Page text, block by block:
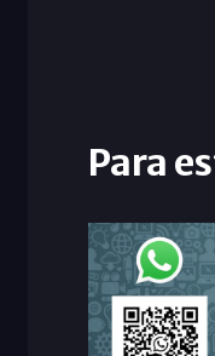
Para